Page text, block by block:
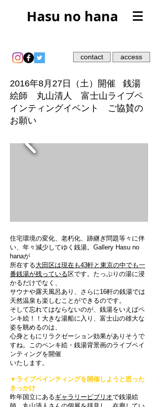
Hasu no hana
contact access
2016年8月27日（土）開催 銭湯
絵師 丸山清人 富士山ライブペ
インティングイベント ご協賛の
お願い
住宅環境の変化、老朽化、跡継ぎ問題等々に伴
い、年々減少してゆく銭湯。Gallery Hasu no
hanaが
所在する大田 区は現在も43軒と東京の中でも一
番銭湯が残っている区です。たっぷりの湯に浸
かるだけでなく、
サウナや露天風呂あり、さらに16軒の銭湯では
天然温泉 も楽しむことができるのです。
そして忘れてはならないのが、銭湯をいえばペ
ンキ絵！！大きな湯船に入り、富士山の雄大な
姿を眺めるのは、
心身ともにリラクゼーション効果がありそうで
すね。このペンキ絵・銭湯背景画のライブペイ
ンティングを開催
いたします。
▼ライブペインティングを開催しようと思った
きっかけ
昨年国立にあるギャラリービブリオで銭湯絵